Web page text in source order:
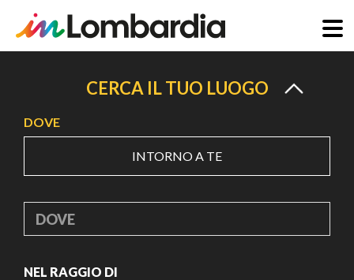
principale
CERCA IL TUO LUOGO
DOVE
INTORNO A TE
DOVE
NEL RAGGIO DI